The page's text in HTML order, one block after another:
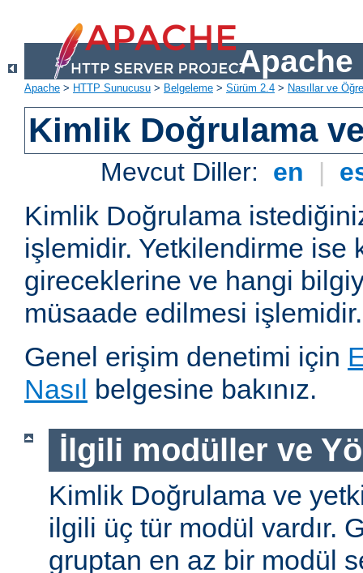
Apache
Apache > HTTP Sunucusu > Belgeleme > Sürüm 2.4 > Nasıllar ve
Kimlik Doğrulama
Mevcut Diller: en |
Kimlik Doğrulama
işlemidir. Yetkilendirme ise
gireceklerine ve hangi
müsaade edilmesi işlemidir.
Genel erişim denetimi için
Nasıl belgesine bakınız.
İlgili modüller ve
Kimlik Doğrulama ve
ilgili üç tür modül vardır.
gruptan en az bir modül